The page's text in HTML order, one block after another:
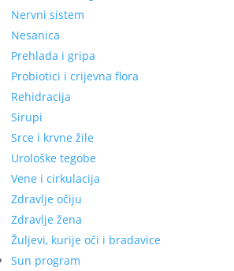
Nervni sistem
Nesanica
Prehlada i gripa
Probiotici i crijevna flora
Rehidracija
Sirupi
Srce i krvne žile
Urološke tegobe
Vene i cirkulacija
Zdravlje očiju
Zdravlje žena
Žuljevi, kurije oči i bradavice
Sun program